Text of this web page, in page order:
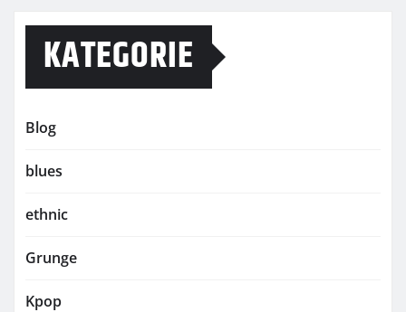
KATEGORIE
Blog
blues
ethnic
Grunge
Kpop